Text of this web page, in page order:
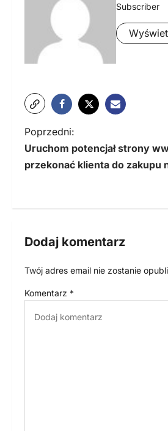
Subscriber
N
a
a
c
j
Poprzedni:
Uruchom potencjał strony
przekonać klienta do zakupu
Dodaj komentarz
Twój adres email nie zostanie
Komentarz *